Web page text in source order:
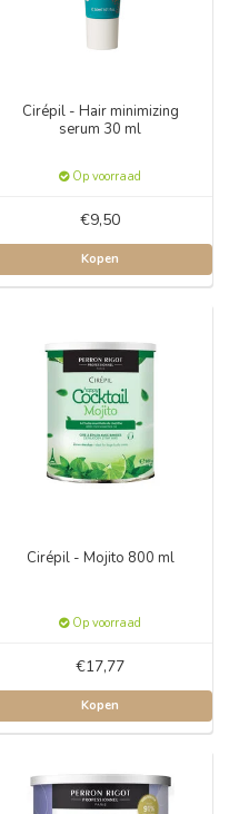
Cirépil - Hair minimizing
serum 30 ml
Op voorraad
€9,50
Kopen
Cirépil - Mojito 800 ml
Op voorraad
€17,77
Kopen